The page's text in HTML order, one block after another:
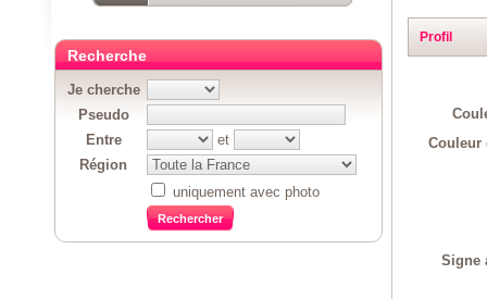
Profil
Couleur
Signe
Recherche
Je cherche
Pseudo
Entre
et
Région
uniquement avec photo